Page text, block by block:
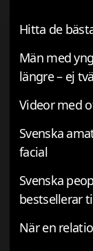
Hitta de
Män med
längre – ej
Videor med
Svenska
facial
Svenska
bestsellerar
När en